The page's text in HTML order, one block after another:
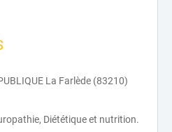
La Farlède (83210)
Diététique et nutrition.